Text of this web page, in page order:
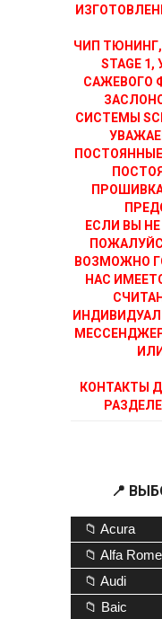
ЧИП
STAGE
САЖЕВОГО
СИСТЕМЫ
ЕСЛИ ВЫ
ВОЗМОЖНО
НАС
ИЛИ
КОНТАКТЫ
РАЗДЕЛЕ
📍
📁 Acura
📁 Alfa
📁 Audi
📁 Baic